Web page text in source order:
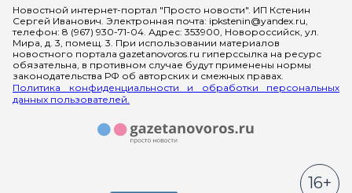
Новостной интернет-портал "Просто новости". ИП Кстенин
Сергей Иванович. Электронная почта: ipkstenin@yandex.ru,
телефон: 8 (967) 930-71-04. Адрес: 353900, Новороссийск, ул.
Мира, д. 3, помещ. 3. При использовании материалов
новостного портала gazetanovoros.ru гиперссылка на ресурс
обязательна, в противном случае будут применены нормы
законодательства РФ об авторских и смежных правах.
Политика конфиденциальности и обработки персональных
данных пользователей.
16+